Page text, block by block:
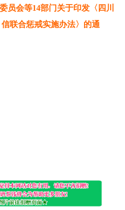
员会等14部门关于印发〈四川
联合惩戒实施办法〉的通